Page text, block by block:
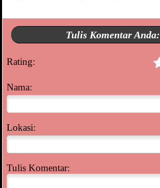
Tulis Komentar Anda:
Rating:
Nama:
Lokasi:
Tulis Komentar: